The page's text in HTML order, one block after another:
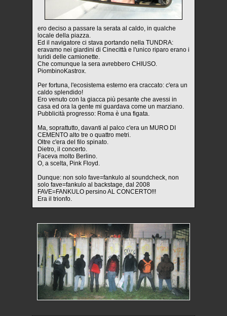
ero deciso a passare la serata al caldo, in qualche
locale della piazza.
Ed il navigatore ci stava portando nella TUNDRA:
eravamo nei giardini di Cinecittà e l'unico riparo erano i
luridi delle camionette.
Che comunque la sera avrebbero CHIUSO.
PiombinoKastrox.
Per fortuna, l'ecosistema esterno era craccato: c'era un
caldo splendido!
Ero venuto con la giacca più pesante che avessi in
casa ed ora la gente mi guardava come un marziano.
Pubblicità progresso: Roma è una figata.
Ma, soprattutto, davanti al palco c'era un MURO DI
CEMENTO alto tre o quattro metri.
Oltre c'era del filo spinato.
Dietro, il concerto.
Faceva molto Berlino.
O, a scelta, Pink Floyd.
Dunque: non solo fave=fankulo al soundcheck, non
solo fave=fankulo al backstage, dal 2008
FAVE=FANKULO persino AL CONCERTO!!!
Era il trionfo.